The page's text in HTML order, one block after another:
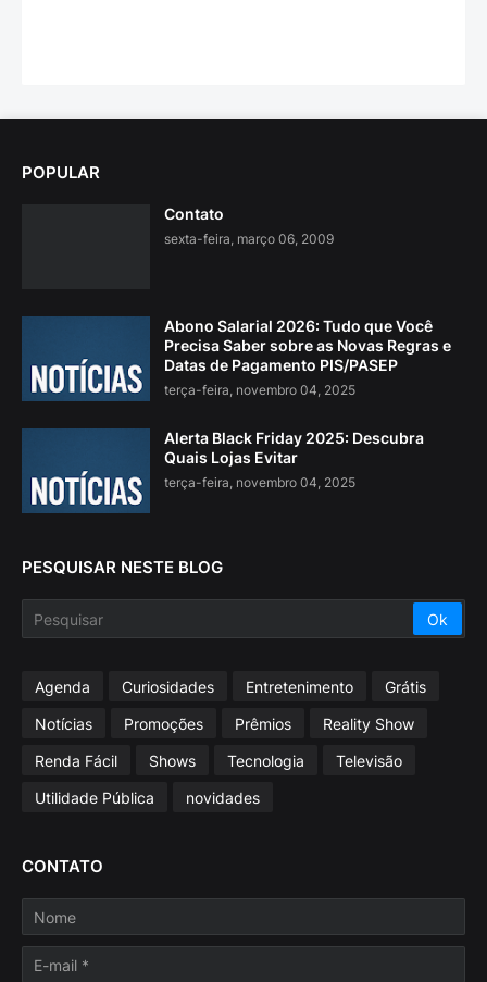
POPULAR
Contato
sexta-feira, março 06, 2009
Abono Salarial 2026: Tudo que Você
Precisa Saber sobre as Novas Regras e
Datas de Pagamento PIS/PASEP
terça-feira, novembro 04, 2025
Alerta Black Friday 2025: Descubra
Quais Lojas Evitar
terça-feira, novembro 04, 2025
PESQUISAR NESTE BLOG
Agenda Curiosidades Entretenimento
Grátis
Notícias
Promoções Prêmios
Reality Show
Renda Fácil
Shows Tecnologia
Televisão
Utilidade Pública
novidades
CONTATO